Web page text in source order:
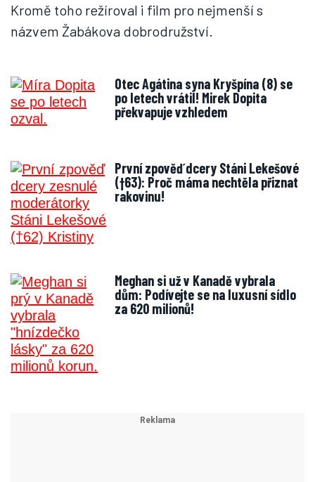
Kromě toho režíroval i film pro nejmenší s
názvem Žabákova dobrodružství.
Otec Agátina syna Kryšpína (8) se
po letech vrátil! Mirek Dopita
překvapuje vzhledem
První zpověď dcery Stáni Lekešové
(†63): Proč máma nechtěla přiznat
rakovinu!
Meghan si už v Kanadě vybrala
dům: Podívejte se na luxusní sídlo
za 620 milionů!